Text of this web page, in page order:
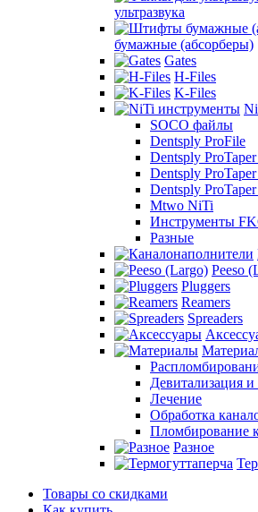
ультразвука
бумажные (абсорберы)
Gates
H-Files
K-Files
SOCO файлы
Dentsply ProFile
Dentsply
Dentsply
Dentsply
Mtwo NiTi
Инструменты
Разные
Peeso
Pluggers
Reamers
Spreaders
Девитализация
Лечение
Обработка
Пломбирование
Разное
Товары со скидками